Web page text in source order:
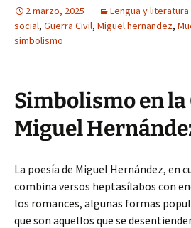
2 marzo, 2025 Lengua y literatura
social, Guerra Civil, Miguel hernandez,
simbolismo
Simbolismo en la
Miguel
La poesía de Miguel Hernández, en
combina versos heptasílabos con
los romances, algunas formas
que son aquellos que se